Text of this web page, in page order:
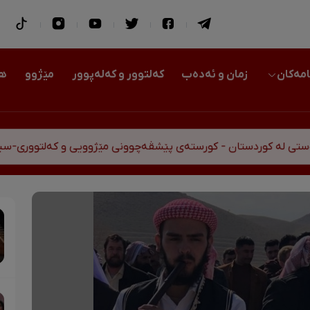
زمان و ئەدەب کەلتوور و کەلەپوور مێژوو
- کورستەی پێشڤەچوونی مێژوویی و کەلتووری-سیاسی